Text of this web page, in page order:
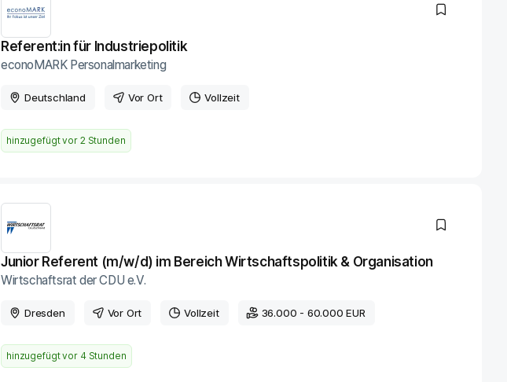
Referent:in für Industriepolitik
econoMARK Personalmarketing
Deutschland Vor Ort Vollzeit
hinzugefügt vor 2 Stunden
Junior Referent (m/w/d) im Bereich Wirtschaftspolitik & Organisation
Wirtschaftsrat der CDU e.V.
Dresden Vor Ort Vollzeit 36.000 - 60.000 EUR
hinzugefügt vor 4 Stunden